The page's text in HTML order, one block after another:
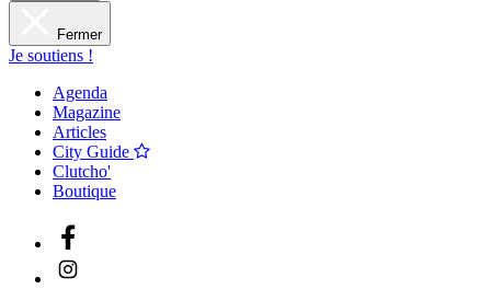
Fermer
Je soutiens !
Agenda
Magazine
Articles
City Guide
Clutcho'
Boutique